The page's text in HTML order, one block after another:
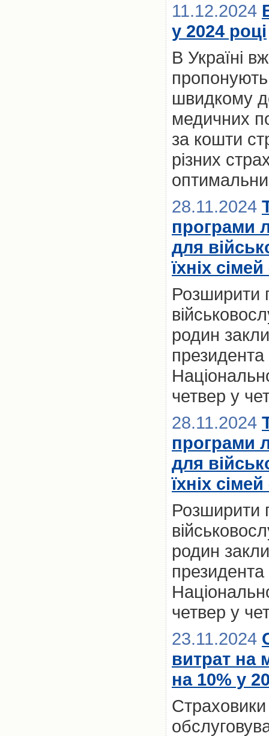
11.12.2024
у 2024 році
В Україні
швидкому
медичних
за кошти
різних
28.11.2024
програми
для
їхніх
Розширити
родин
президента
четвер у
28.11.2024
програми
для
їхніх
Розширити
родин
президента
четвер у
23.11.2024
витрат на
на 10% у